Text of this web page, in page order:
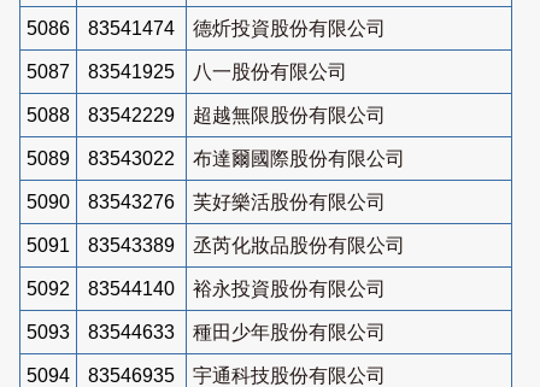
5086 83541474 德炘投資股份有限公司
5087 83541925 八一股份有限公司
5088 83542229 超越無限股份有限公司
5089 83543022 布達爾國際股份有限公司
5090 83543276 芙好樂活股份有限公司
5091 83543389 丞芮化妝品股份有限公司
5092 83544140 裕永投資股份有限公司
5093 83544633 種田少年股份有限公司
5094 83546935 宇通科技股份有限公司